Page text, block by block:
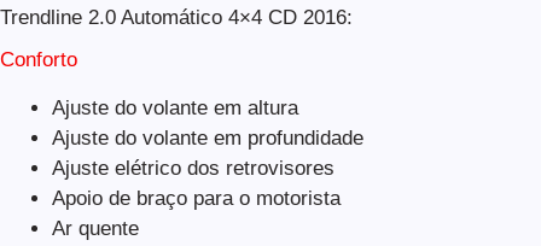
Trendline 2.0 Automático 4×4 CD 2016:
Conforto
Ajuste do volante em altura
Ajuste do volante em profundidade
Ajuste elétrico dos retrovisores
Apoio de braço para o motorista
Ar quente